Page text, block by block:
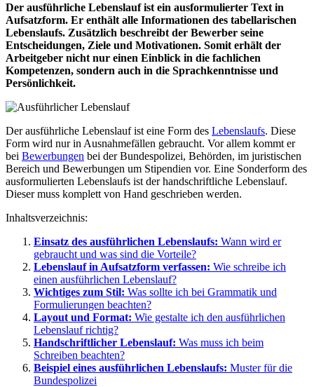
Der ausführliche Lebenslauf ist ein ausformulierter Text in
Aufsatzform. Er enthält alle Informationen des tabellarischen
Lebenslaufs. Zusätzlich beschreibt der Bewerber seine
Entscheidungen, Ziele und Motivationen. Somit erhält der
Arbeitgeber nicht nur einen Einblick in die fachlichen
Kompetenzen, sondern auch in die Sprachkenntnisse und
Persönlichkeit.
Der ausführliche Lebenslauf ist eine Form des Lebenslaufs. Diese
Form wird nur in Ausnahmefällen gebraucht. Vor allem kommt er
bei Bewerbungen bei der Bundespolizei, Behörden, im juristischen
Bereich und Bewerbungen um Stipendien vor. Eine Sonderform des
ausformulierten Lebenslaufs ist der handschriftliche Lebenslauf.
Dieser muss komplett von Hand geschrieben werden.
Inhaltsverzeichnis:
Einsatz des ausführlichen Lebenslaufs: Wann wird er
gebraucht und was sind die Vorteile?
Lebenslauf in Aufsatzform verfassen: Wie schreibe ich
einen ausführlichen Lebenslauf?
Wichtiges zum Stil: Was sollte ich bei Grammatik und
Formulierungen beachten?
Layout und Format: Wie gestalte ich den ausführlichen
Lebenslauf richtig?
Handschriftlicher Lebenslauf: Was muss ich beim
Schreiben beachten?
Beispiel eines ausführlichen Lebenslaufs: Muster für die
Bundespolizei